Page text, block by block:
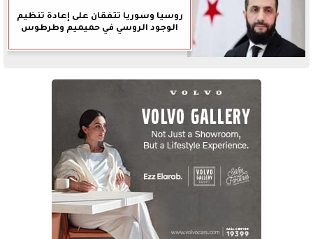
روسيا وسوريا تتفقان على إعادة تنظيم
الوجود الروسي في حميميم وطرطوس